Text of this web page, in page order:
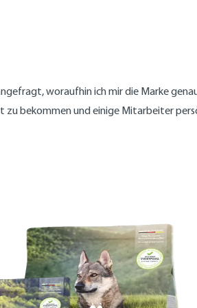
woraufhin ich mir die Marke
zu bekommen und einige Mitarbeiter